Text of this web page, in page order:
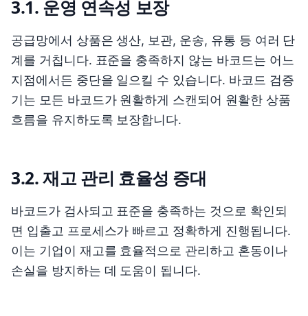
3.1. 운영 연속성 보장
공급망에서 상품은 생산, 보관, 운송, 유통 등 여러 단
계를 거칩니다. 표준을 충족하지 않는 바코드는 어느
지점에서든 중단을 일으킬 수 있습니다. 바코드 검증
기는 모든 바코드가 원활하게 스캔되어 원활한 상품
흐름을 유지하도록 보장합니다.
3.2. 재고 관리 효율성 증대
바코드가 검사되고 표준을 충족하는 것으로 확인되
면 입출고 프로세스가 빠르고 정확하게 진행됩니다.
이는 기업이 재고를 효율적으로 관리하고 혼동이나
손실을 방지하는 데 도움이 됩니다.